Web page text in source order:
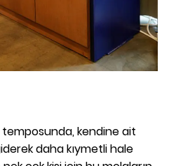
temposunda, kendine ait
daha kıymetli hale